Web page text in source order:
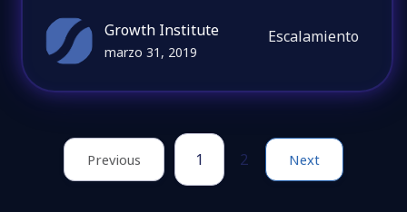
Growth Institute
marzo 31, 2019
Escalamiento
Previous 1 2 Next